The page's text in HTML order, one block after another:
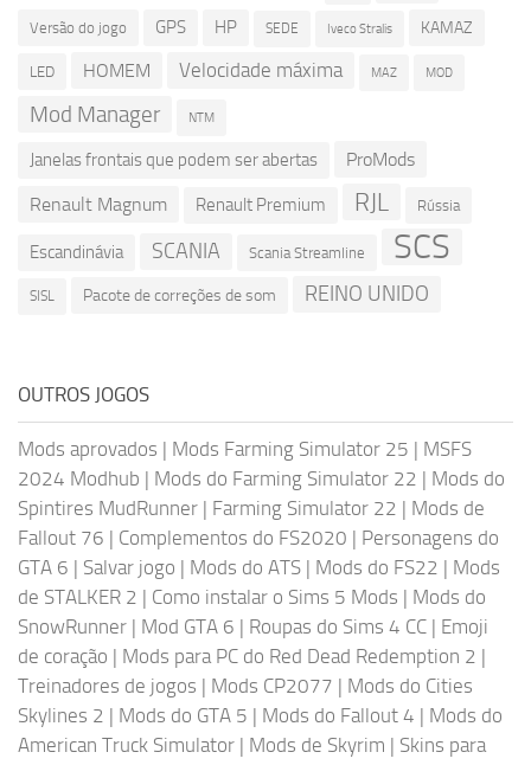
Versão do jogo GPS HP SEDE Iveco Stralis KAMAZ
LED HOMEM Velocidade máxima MAZ MOD
Mod Manager NTM
Janelas frontais que podem ser abertas
ProMods
Renault Magnum
Renault Premium RJL Rússia
Escandinávia SCANIA Scania Streamline SCS
SISL Pacote de correções de som REINO UNIDO
OUTROS JOGOS
Mods aprovados | Mods Farming Simulator 25 | MSFS
2024 Modhub | Mods do Farming Simulator 22 | Mods do
Spintires MudRunner | Farming Simulator 22 | Mods de
Fallout 76 | Complementos do FS2020 | Personagens do
GTA 6 | Salvar jogo | Mods do ATS | Mods do FS22 | Mods
de STALKER 2 | Como instalar o Sims 5 Mods | Mods do
SnowRunner | Mod GTA 6 | Roupas do Sims 4 CC | Emoji
de coração | Mods para PC do Red Dead Redemption 2 |
Treinadores de jogos | Mods CP2077 | Mods do Cities
Skylines 2 | Mods do GTA 5 | Mods do Fallout 4 | Mods do
American Truck Simulator | Mods de Skyrim | Skins para